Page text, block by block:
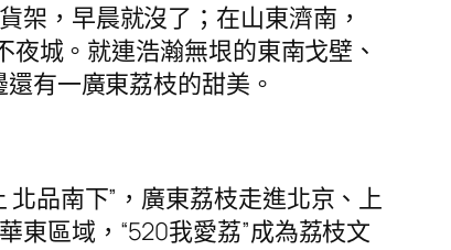
架，早晨就沒了；在山東濟南，
城。就連浩瀚無垠的東南戈壁、
有一廣東荔枝的甜美。
品南下”，廣東荔枝走進北京、上
東區域，“520我愛荔”成為荔枝文